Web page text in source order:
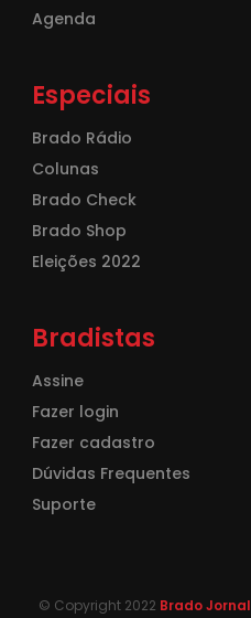
Agenda
Especiais
Brado Rádio
Colunas
Brado Check
Brado Shop
Eleições 2022
Bradistas
Assine
Fazer login
Fazer cadastro
Dúvidas Frequentes
Suporte
© Copyright 2022 Brado Jornal